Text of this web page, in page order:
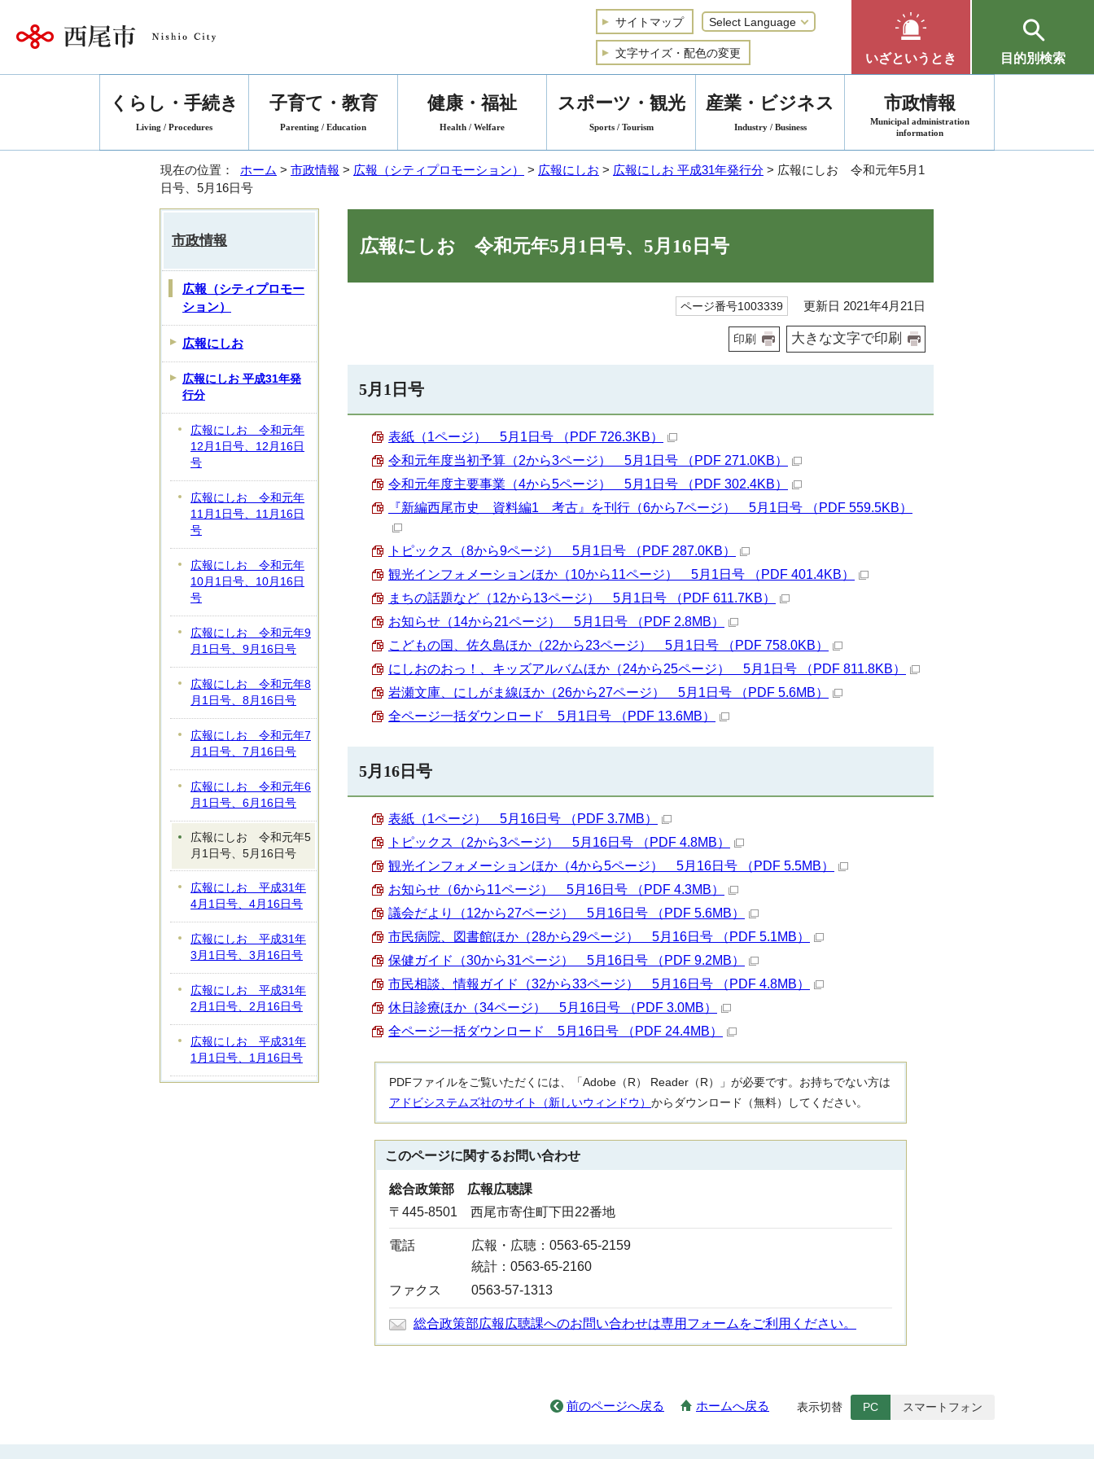
サイトマップ
文字サイズ・配色の変更 いざというとき 目的別検索
くらし・手続き
Living / Procedures
子育て・教育
Parenting / Education
健康・福祉
Health / Welfare
スポーツ・観光
Sports / Tourism
産業・ビジネス
Industry / Business
市政情報
Municipal administration
information
現在の位置： ホーム > 市政情報 > 広報（シティプロモーション） > 広報にしお > 広報にしお 平成31年発行分 > 広報にしお 令和元年5月1
日号、5月16日号
広報にしお 令和元年5月1日号、5月16日号
ページ番号1003339 更新日 2021年4月21日
印刷 大きな文字で印刷
5月1日号
表紙（1ページ） 5月1日号 （PDF 726.3KB）
令和元年度当初予算（2から3ページ） 5月1日号 （PDF 271.0KB）
令和元年度主要事業（4から5ページ） 5月1日号 （PDF 302.4KB）
『新編西尾市史 資料編1 考古』を刊行（6から7ページ） 5月1日号 （PDF 559.5KB）
トピックス（8から9ページ） 5月1日号 （PDF 287.0KB）
観光インフォメーションほか（10から11ページ） 5月1日号 （PDF 401.4KB）
まちの話題など（12から13ページ） 5月1日号 （PDF 611.7KB）
お知らせ（14から21ページ） 5月1日号 （PDF 2.8MB）
こどもの国、佐久島ほか（22から23ページ） 5月1日号 （PDF 758.0KB）
にしおのおっ！、キッズアルバムほか（24から25ページ） 5月1日号 （PDF 811.8KB）
岩瀬文庫、にしがま線ほか（26から27ページ） 5月1日号 （PDF 5.6MB）
全ページ一括ダウンロード 5月1日号 （PDF 13.6MB）
5月16日号
表紙（1ページ） 5月16日号 （PDF 3.7MB）
トピックス（2から3ページ） 5月16日号 （PDF 4.8MB）
観光インフォメーションほか（4から5ページ） 5月16日号 （PDF 5.5MB）
お知らせ（6から11ページ） 5月16日号 （PDF 4.3MB）
議会だより（12から27ページ） 5月16日号 （PDF 5.6MB）
市民病院、図書館ほか（28から29ページ） 5月16日号 （PDF 5.1MB）
保健ガイド（30から31ページ） 5月16日号 （PDF 9.2MB）
市民相談、情報ガイド（32から33ページ） 5月16日号 （PDF 4.8MB）
休日診療ほか（34ページ） 5月16日号 （PDF 3.0MB）
全ページ一括ダウンロード 5月16日号 （PDF 24.4MB）
PDFファイルをご覧いただくには、「Adobe（R） Reader（R）」が必要です。お持ちでない方は
アドビシステムズ社のサイト（新しいウィンドウ） からダウンロード（無料）してください。
このページに関するお問い合わせ
総合政策部 広報広聴課
〒445-8501 西尾市寄住町下田22番地
電話
広報・広聴：0563-65-2159
統計：0563-65-2160
ファクス
0563-57-1313
総合政策部広報広聴課へのお問い合わせは専用フォームをご利用ください。
市政情報
広報（シティプロモー
ション）
広報にしお
広報にしお 平成31年発
行分
広報にしお 令和元年
12月1日号、12月16日
号
広報にしお 令和元年
11月1日号、11月16日
号
広報にしお 令和元年
10月1日号、10月16日
号
広報にしお 令和元年9
月1日号、9月16日号
広報にしお 令和元年8
月1日号、8月16日号
広報にしお 令和元年7
月1日号、7月16日号
広報にしお 令和元年6
月1日号、6月16日号
広報にしお 令和元年5
月1日号、5月16日号
広報にしお 平成31年
4月1日号、4月16日号
広報にしお 平成31年
3月1日号、3月16日号
広報にしお 平成31年
2月1日号、2月16日号
広報にしお 平成31年
1月1日号、1月16日号
前のページへ戻る ホームへ戻る 表示切替 PC スマートフォン